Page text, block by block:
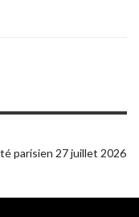
parisien 27 juillet 2026